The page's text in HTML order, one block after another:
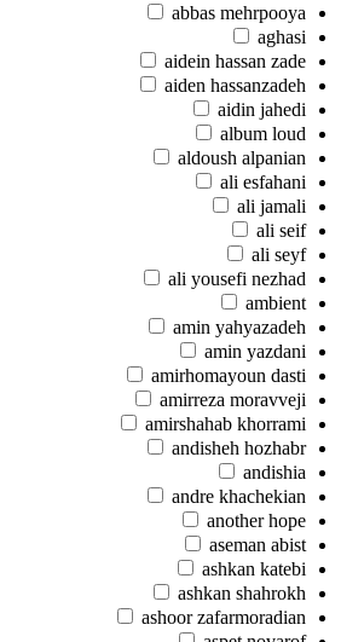
abbas mehrpooya
aghasi
aidein hassan zade
aiden hassanzadeh
aidin jahedi
album loud
aldoush alpanian
ali esfahani
ali jamali
ali seif
ali seyf
ali yousefi nezhad
ambient
amin yahyazadeh
amin yazdani
amirhomayoun dasti
amirreza moravveji
amirshahab khorrami
andisheh hozhabr
andishia
andre khachekian
another hope
aseman abist
ashkan katebi
ashkan shahrokh
ashoor zafarmoradian